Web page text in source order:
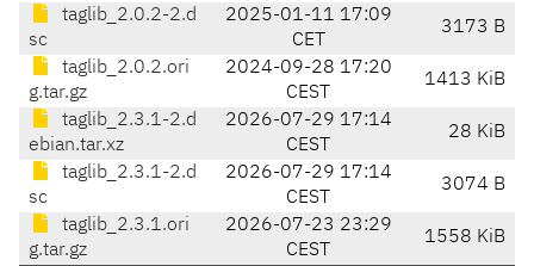
taglib_2.0.2-2.d
sc
2025-01-11 17:09
CET
3173 B
taglib_2.0.2.ori
g.tar.gz
2024-09-28 17:20
CEST
1413 KiB
taglib_2.3.1-2.d
ebian.tar.xz
2026-07-29 17:14
CEST
28 KiB
taglib_2.3.1-2.d
sc
2026-07-29 17:14
CEST
3074 B
taglib_2.3.1.ori
g.tar.gz
2026-07-23 23:29
CEST
1558 KiB